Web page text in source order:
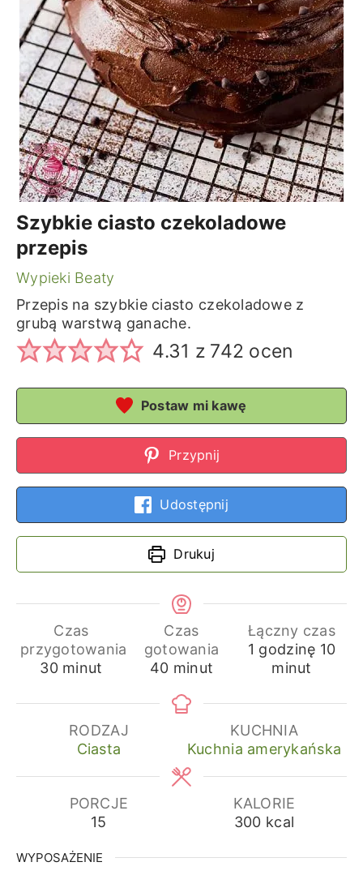
Szybkie ciasto czekoladowe
przepis
Wypieki Beaty
Przepis na szybkie ciasto czekoladowe z
grubą warstwą ganache.
4.31 z 742 ocen
Postaw mi kawę
Przypnij
Udostępnij
Drukuj
Czas
przygotowania
30minuty
minut
Czas
gotowania
40minuty
minut
Łączny czas
1 godzina
godzinę 10
minut
RODZAJ
Ciasta
KUCHNIA
Kuchnia amerykańska
PORCJE
15
KALORIE
300 kcal
WYPOSAŻENIE